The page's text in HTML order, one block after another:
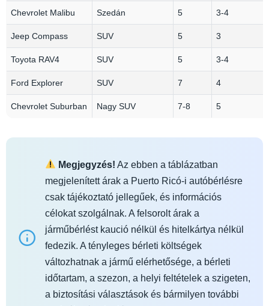
Chevrolet Malibu Szedán 5 3-4
Jeep Compass SUV 5 3
Toyota RAV4 SUV 5 3-4
Ford Explorer SUV 7 4
Chevrolet Suburban Nagy SUV 7-8 5
Megjegyzés! Az ebben a táblázatban
megjelenített árak a Puerto Ricó-i autóbérlésre
csak tájékoztató jellegűek, és információs
célokat szolgálnak. A felsorolt árak a
járműbérlést kaució nélkül és hitelkártya nélkül
fedezik. A tényleges bérleti költségek
változhatnak a jármű elérhetősége, a bérleti
időtartam, a szezon, a helyi feltételek a szigeten,
a biztosítási választások és bármilyen további